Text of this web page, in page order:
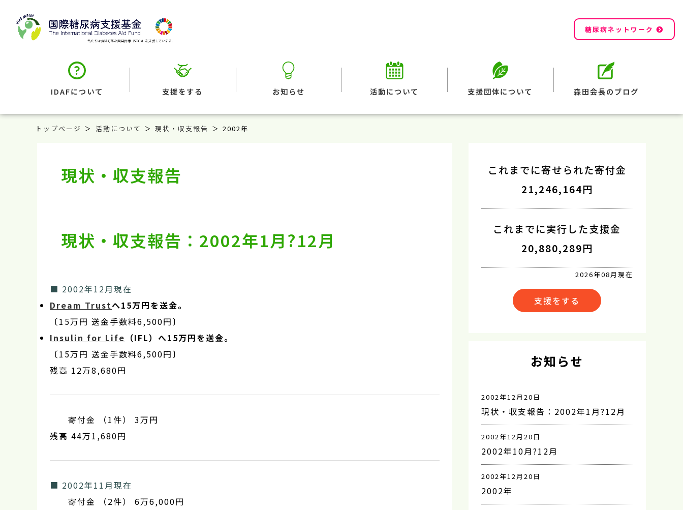
糖尿病ネットワーク
IDAFについて 支援をする お知らせ 活動について 支援団体について 森田会長のブログ
トップページ 活動について 現状・収支報告 2002年
現状・収支報告
現状・収支報告：2002年1月?12月
■ 2002年12月現在
Dream Trustへ15万円を送金。
〔15万円 送金手数料6,500円〕
Insulin for Life （IFL）へ15万円を送金。
〔15万円 送金手数料6,500円〕
残高 12万8,680円
寄付金 （1件） 3万円
残高 44万1,680円
■ 2002年11月現在
寄付金 （2件） 6万6,000円
これまでに寄せられた寄付金
21,246,164円
これまでに実行した支援金
20,880,289円
2026年08月現在
支援をする
お知らせ
2002年12月20日
現状・収支報告：2002年1月?12月
2002年12月20日
2002年10月?12月
2002年12月20日
2002年